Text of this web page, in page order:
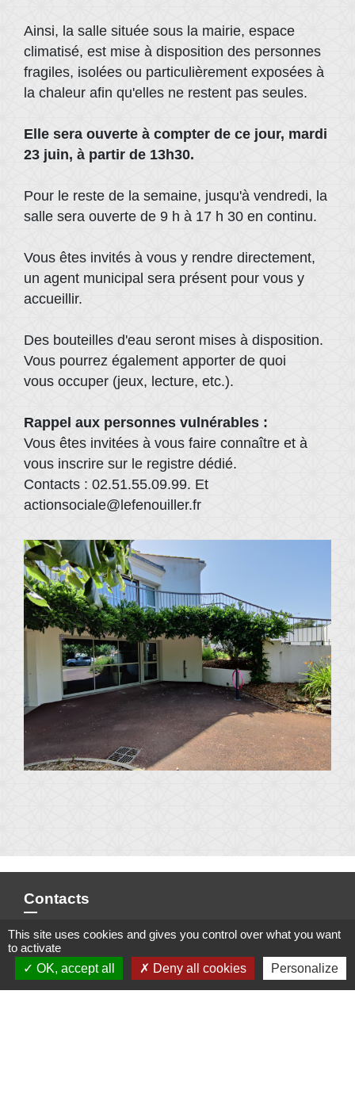
Ainsi, la salle située sous la mairie, espace
climatisé, est mise à disposition des personnes
fragiles, isolées ou particulièrement exposées à
la chaleur afin qu'elles ne restent pas seules.
Elle sera ouverte à compter de ce jour, mardi
23 juin, à partir de 13h30.
Pour le reste de la semaine, jusqu'à vendredi, la
salle sera ouverte de 9 h à 17 h 30 en continu.
Vous êtes invités à vous y rendre directement,
un agent municipal sera présent pour vous y
accueillir.
Des bouteilles d'eau seront mises à disposition.
Vous pourrez également apporter de quoi
vous occuper (jeux, lecture, etc.).
Rappel aux personnes vulnérables :
Vous êtes invitées à vous faire connaître et à
vous inscrire sur le registre dédié.
Contacts : 02.51.55.09.99. Et
actionsociale@lefenouiller.fr
Contacts
Mairie Le Fenouiller
Rue du Centre - BP 40545
85800 Le Fenouiller - FRANCE
+33 2 51 55 09 99
This site uses cookies and gives you control over what you want
to activate
OK, accept all
Deny all cookies Personalize